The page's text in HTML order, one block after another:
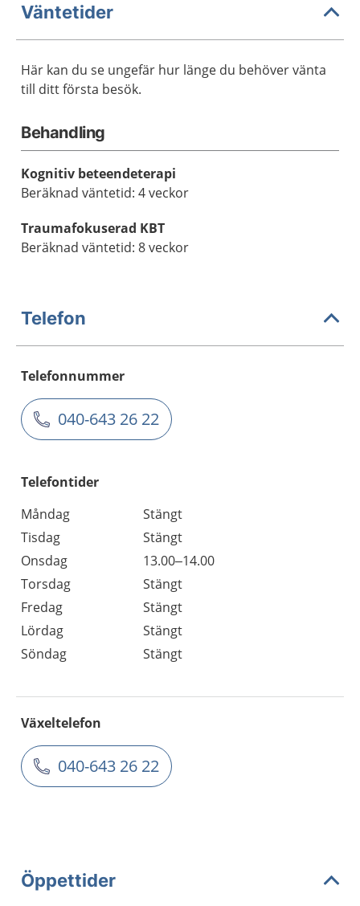
Väntetider
Här kan du se ungefär hur länge du behöver vänta
till ditt första besök.
Behandling
Kognitiv beteendeterapi
Beräknad väntetid: 4 veckor
Traumafokuserad KBT
Beräknad väntetid: 8 veckor
Telefon
Telefonnummer
040-643 26 22
Telefontider
Måndag
Stängt
Tisdag
Stängt
Onsdag
13.00–14.00
Torsdag
Stängt
Fredag
Stängt
Lördag
Stängt
Söndag
Stängt
Växeltelefon
040-643 26 22
Öppettider